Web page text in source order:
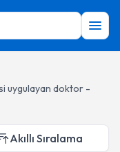
uygulayan doktor -
Akıllı Sıralama